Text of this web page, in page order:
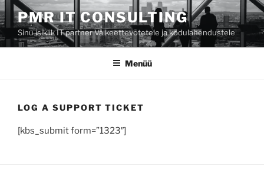
Liigu
sisu
juurde
PMR IT CONSULTING
Sinu isiklik IT partner Väikeettevõtetele ja kodulahendustele
Menüü
LOG A SUPPORT TICKET
[kbs_submit form=”1323″]